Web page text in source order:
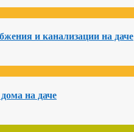
и канализации на даче
на даче